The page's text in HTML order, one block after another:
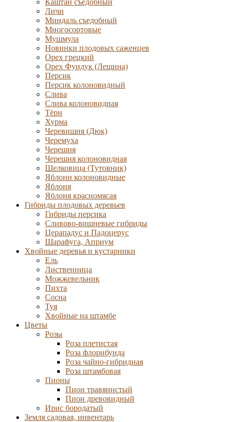
Личи
Миндаль съедобный
Многосортовые
Мушмула
Новинки плодовых саженцев
Орех грецкий
Орех Фундук (Лещина)
Персик
Персик колоновидный
Слива
Слива колоновидная
Тёрн
Хурма
Черевишня (Дюк)
Черемуха
Черешня
Черешня колоновидная
Шелковица (Тутовник)
Яблони колоновидные
Яблоня
Яблоня красномясая
Гибриды плодовых деревьев
Гибриды персика
Сливово-вишневые гибриды
Церападус и Падоцерус
Шарафуга, Априум
Хвойные деревья и кустарники
Ель
Лиственница
Можжевельник
Пихта
Сосна
Туя
Хвойные на штамбе
Цветы
Розы
Роза плетистая
Роза флорибунда
Роза чайно-гибридная
Роза штамбовая
Пионы
Пион травянистый
Пион древовидный
Ирис бородатый
Земля садовая, инвентарь